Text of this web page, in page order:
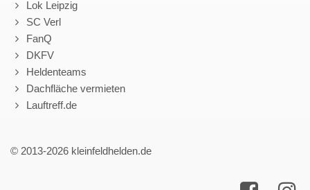
Lok Leipzig
SC Verl
FanQ
DKFV
Heldenteams
Dachfläche vermieten
Lauftreff.de
© 2013-2026 kleinfeldhelden.de